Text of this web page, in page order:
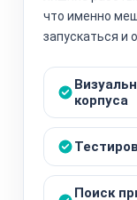
что именно
запускаться и
корпуса
Поиск